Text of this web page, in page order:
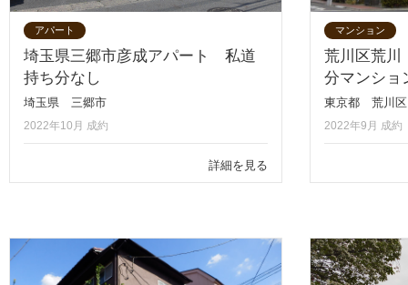
アパート
埼玉県三郷市彦成アパート 私道
持ち分なし
埼玉県 三郷市
2022年10月 成約
詳細を見る
マンション
荒川区荒
分マンショ
東京都 荒川区
2022年9月 成約